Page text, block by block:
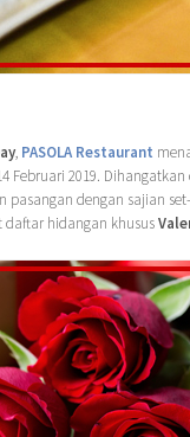
, PASOLA Restaurant
Februari 2019.
pasangan dengan sajian
daftar hidangan khusus